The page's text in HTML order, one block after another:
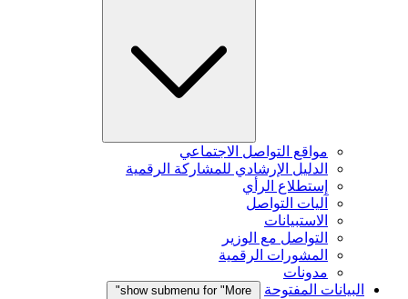
مواقع التواصل الاجتماعي
الدليل الإرشادي للمشاركة الرقمية
إستطلاع الرأي
آليات التواصل
الاستبيانات
التواصل مع الوزير
المشورات الرقمية
مدونات
البيانات المفتوحة
show submenu for "More"